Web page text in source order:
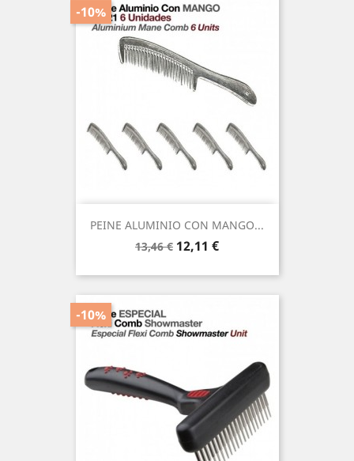
PEINE ALUMINIO CON MANGO...
Precio
13,46 €
-10%
Precio
12,11 €
-10%